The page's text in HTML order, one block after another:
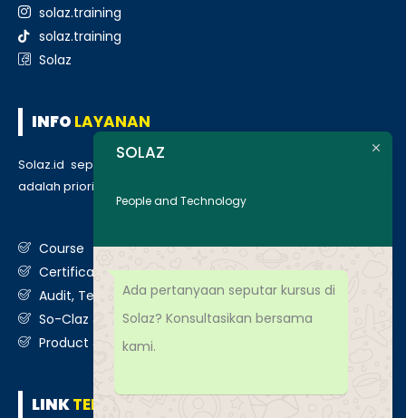
solaz.training
solaz.training
Solaz
INFO LAYANAN
Solaz.id sepenuh hati melayani klien kami, kepuasan anda
adalah prioritas utama kami. Berikut daftar layanan kami
Course
Certification
Audit, Testing, Consultancy & Assessment
So-Claz & Smart Benchmark
Product & Services
LINKTERKAIT
SOLAZ
People and Technology
Ada pertanyaan seputar kursus di
Solaz? Konsultasikan bersama
kami.